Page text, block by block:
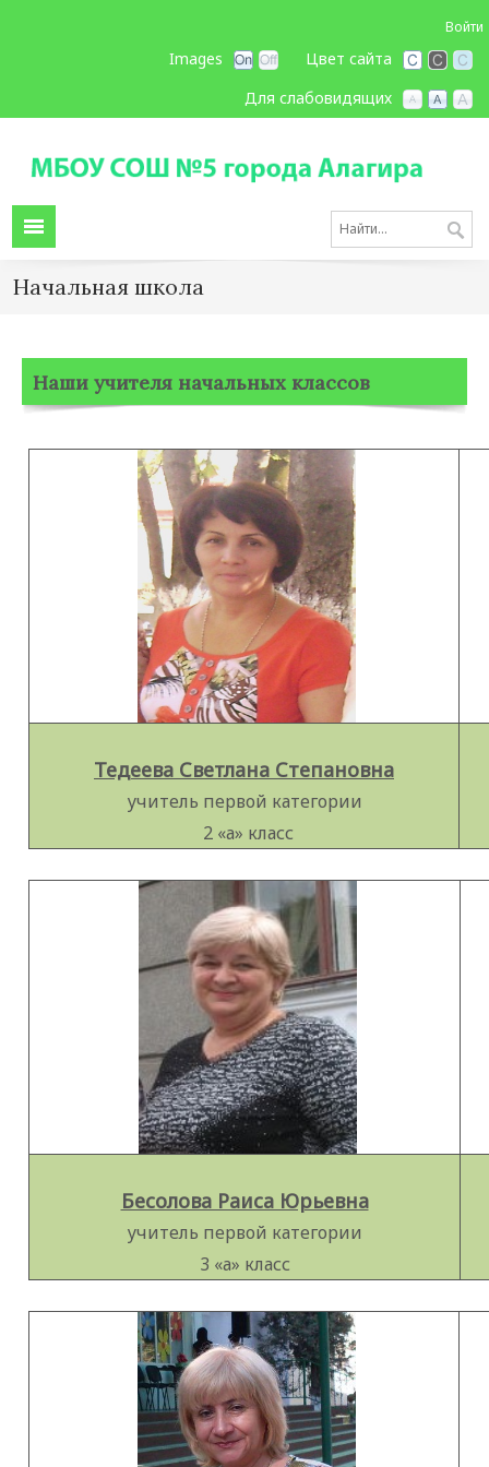
Войти
Цвет сайта
Images
Для слабовидящих
Начальная школа
Наши учителя начальных классов
Тедеева Светлана Степановна
учитель первой категории
2 «а» класс
Бесолова Раиса Юрьевна
учитель первой категории
3 «а» класс